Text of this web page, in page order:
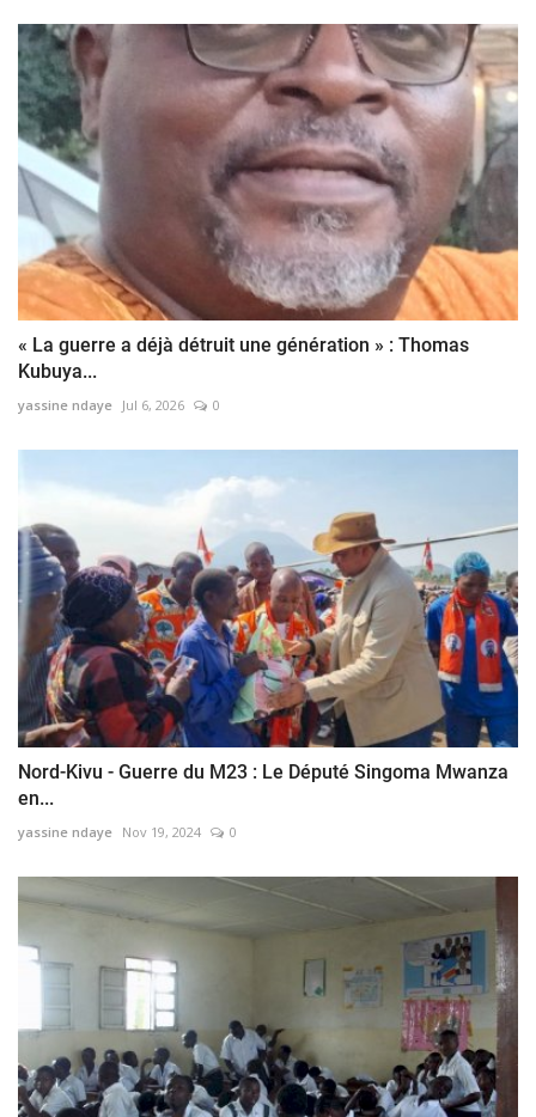
« La guerre a déjà détruit une génération » : Thomas
Kubuya...
yassine ndaye Jul 6, 2026 0
Nord-Kivu - Guerre du M23 : Le Député Singoma Mwanza
en...
yassine ndaye Nov 19, 2024 0